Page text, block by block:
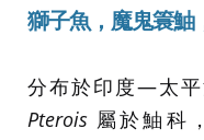
獅子魚，魔鬼簑鮋
分布於印度—太
Pterois 屬於鮋科